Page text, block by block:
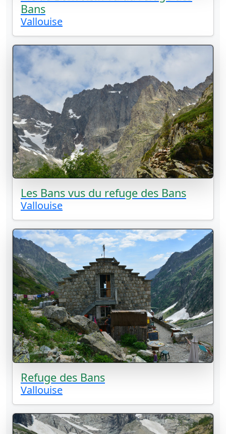
Bans
Vallouise
Les Bans vus du refuge des Bans
Vallouise
Refuge des Bans
Vallouise